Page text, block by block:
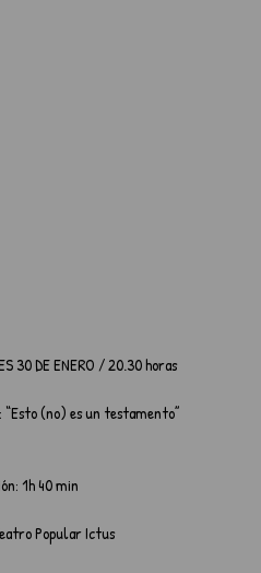
30 DE ENERO / 20.30 horas
“Esto (no) es un testamento”
1h 40 min
Popular Ictus